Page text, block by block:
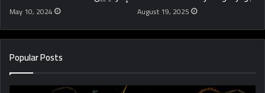
August 19, 2025
May 10, 2024
Popular Posts